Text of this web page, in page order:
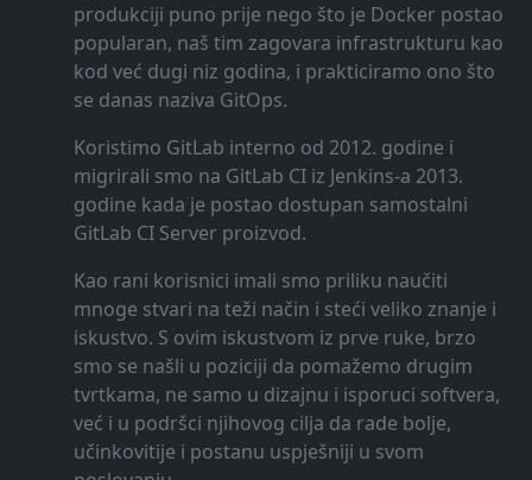
produkciji puno prije nego što je Docker postao
popularan, naš tim zagovara infrastrukturu kao
kod već dugi niz godina, i prakticiramo ono što
se danas naziva GitOps.
Koristimo GitLab interno od 2012. godine i
migrirali smo na GitLab CI iz Jenkins-a 2013.
godine kada je postao dostupan samostalni
GitLab CI Server proizvod.
Kao rani korisnici imali smo priliku naučiti
mnoge stvari na teži način i steći veliko znanje i
iskustvo. S ovim iskustvom iz prve ruke, brzo
smo se našli u poziciji da pomažemo drugim
tvrtkama, ne samo u dizajnu i isporuci softvera,
već i u podršci njihovog cilja da rade bolje,
učinkovitije i postanu uspješniji u svom